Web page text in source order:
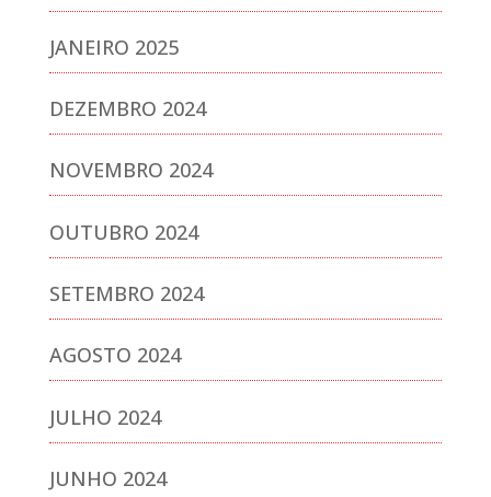
JANEIRO 2025
DEZEMBRO 2024
NOVEMBRO 2024
OUTUBRO 2024
SETEMBRO 2024
AGOSTO 2024
JULHO 2024
JUNHO 2024